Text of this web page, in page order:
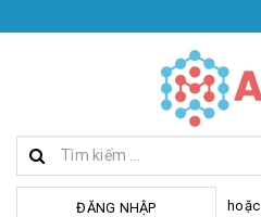
ĐĂNG NHẬP hoặc